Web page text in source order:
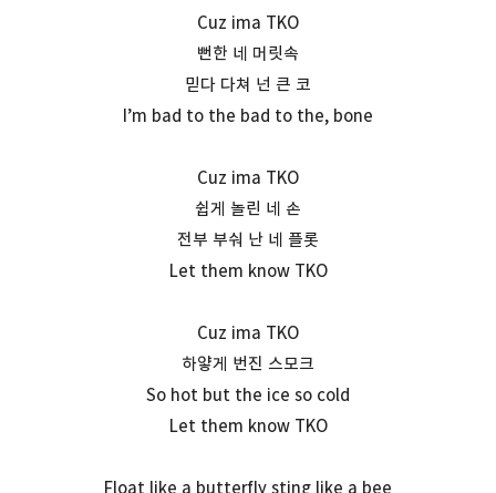
Cuz ima TKO
뻔한 네 머릿속
믿다 다쳐 넌 큰 코
I’m bad to the bad to the, bone
Cuz ima TKO
쉽게 놀린 네 손
전부 부숴 난 네 플롯
Let them know TKO
Cuz ima TKO
하얗게 번진 스모크
So hot but the ice so cold
Let them know TKO
Float like a butterfly sting like a bee